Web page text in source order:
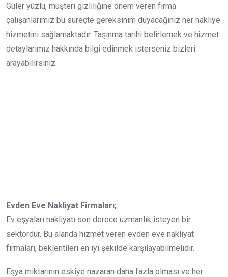
Güler yüzlü, müşteri gizliliğine önem veren firma
çalışanlarımız bu süreçte gereksinim duyacağınız her nakliye
hizmetini sağlamaktadır. Taşınma tarihi belirlemek ve hizmet
detaylarımız hakkında bilgi edinmek isterseniz bizleri
arayabilirsiniz.
Evden Eve Nakliyat Firmaları;
Ev eşyaları nakliyatı son derece uzmanlık isteyen bir
sektördür. Bu alanda hizmet veren evden eve nakliyat
firmaları, beklentileri en iyi şekilde karşılayabilmelidir.
Eşya miktarının eskiye nazaran daha fazla olması ve her